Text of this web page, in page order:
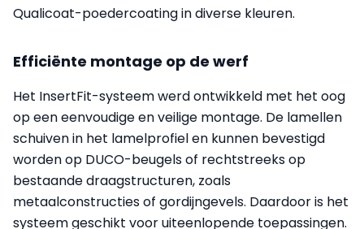
Qualicoat-poedercoating in diverse kleuren.
Efficiënte montage op de werf
Het InsertFit-systeem werd ontwikkeld met het oog
op een eenvoudige en veilige montage. De lamellen
schuiven in het lamelprofiel en kunnen bevestigd
worden op DUCO-beugels of rechtstreeks op
bestaande draagstructuren, zoals
metaalconstructies of gordijngevels. Daardoor is het
systeem geschikt voor uiteenlopende toepassingen.